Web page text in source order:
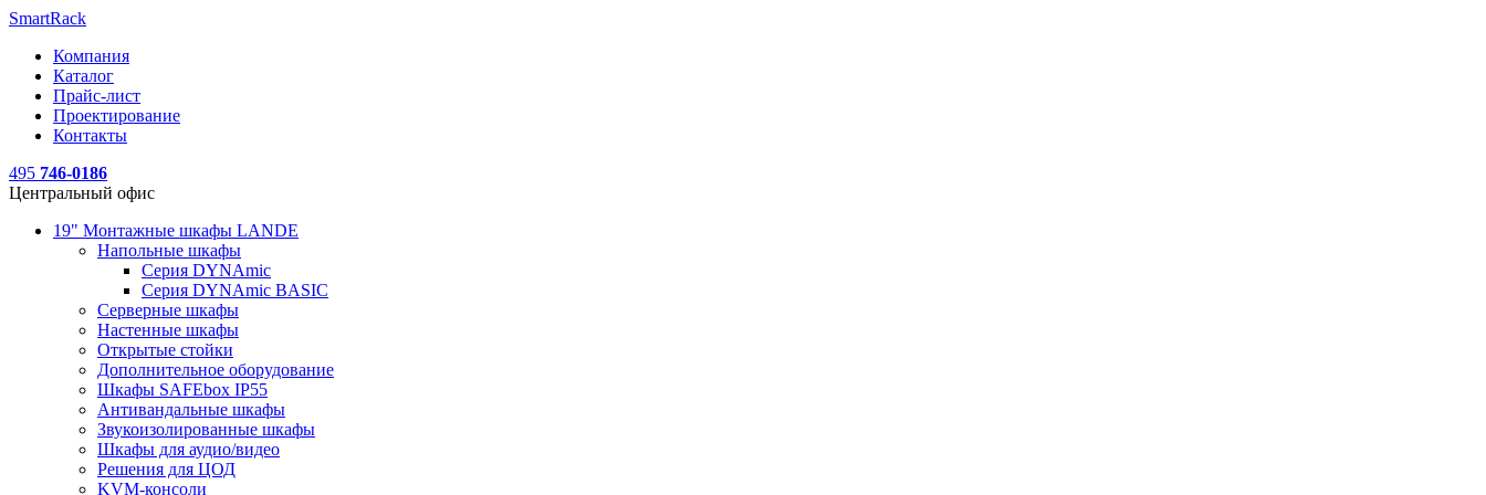
SmartRack
Компания
Каталог
Прайс-лист
Проектирование
Контакты
495 746-0186
Центральный офис
19" Монтажные шкафы LANDE
Напольные шкафы
Серия DYNAmic
Серия DYNAmic BASIC
Серверные шкафы
Настенные шкафы
Открытые стойки
Дополнительное оборудование
Шкафы SAFEbox IP55
Антивандальные шкафы
Звукоизолированные шкафы
Шкафы для аудио/видео
Решения для ЦОД
KVM-консоли